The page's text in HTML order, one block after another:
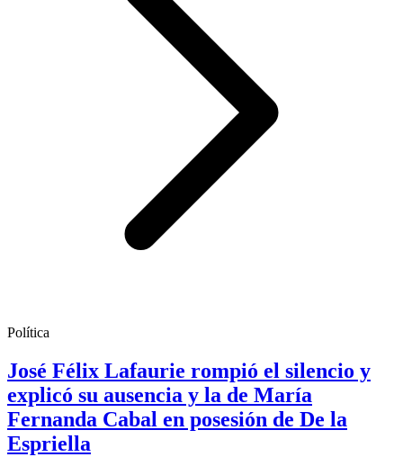
Política
José Félix Lafaurie rompió el silencio y
explicó su ausencia y la de María
Fernanda Cabal en posesión de De la
Espriella